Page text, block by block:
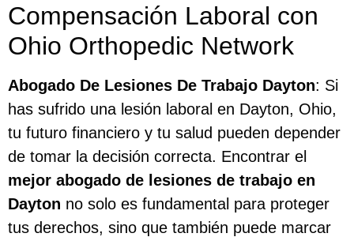
Compensación Laboral con
Ohio Orthopedic Network
Abogado De Lesiones De Trabajo Dayton: Si
has sufrido una lesión laboral en Dayton, Ohio,
tu futuro financiero y tu salud pueden depender
de tomar la decisión correcta. Encontrar el
mejor abogado de lesiones de trabajo en
Dayton no solo es fundamental para proteger
tus derechos, sino que también puede marcar